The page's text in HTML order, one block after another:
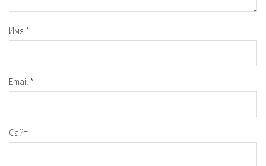
Имя *
Email *
Сайт